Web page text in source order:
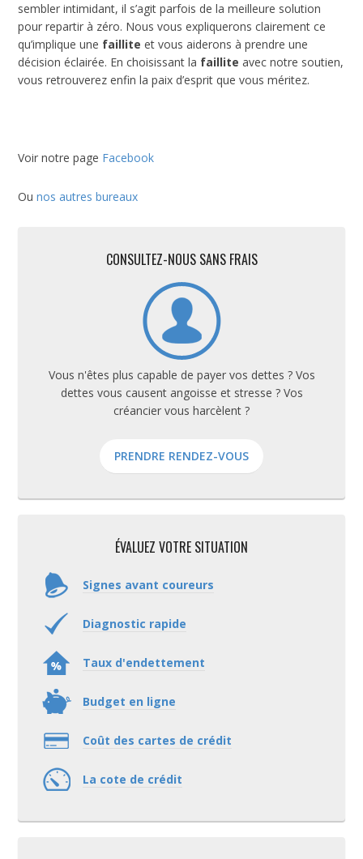
sembler intimidant, il s’agit parfois de la meilleure solution
pour repartir à zéro. Nous vous expliquerons clairement ce
qu’implique une faillite et vous aiderons à prendre une
décision éclairée. En choisissant la faillite avec notre soutien,
vous retrouverez enfin la paix d’esprit que vous méritez.
Voir notre page Facebook
Ounos autres bureaux
CONSULTEZ-NOUS SANS FRAIS
Vous n'êtes plus capable de payer vos dettes ? Vos
dettes vous causent angoisse et stresse ? Vos
créancier vous harcèlent ?
PRENDRE RENDEZ-VOUS
ÉVALUEZ VOTRE SITUATION
Signes avant coureurs
Diagnostic rapide
Taux d'endettement
Budget en ligne
Coût des cartes de crédit
La cote de crédit